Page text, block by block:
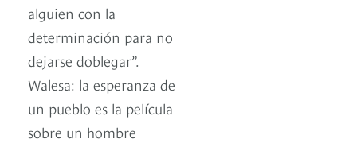
alguien con la
determinación para no
dejarse doblegar”.
Walesa: la esperanza de
un pueblo es la película
sobre un hombre